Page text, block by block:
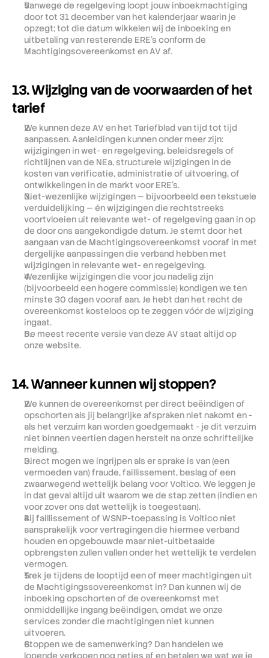
Vanwege de regelgeving loopt jouw inboekmachtiging
door tot 31 december van het kalenderjaar waarin je
opzegt; tot die datum wikkelen wij de inboeking en
uitbetaling van resterende ERE's conform de
Machtigingsovereenkomst en AV af.
13. Wijziging van de voorwaarden of het
tarief
We kunnen deze AV en het Tariefblad van tijd tot tijd
aanpassen. Aanleidingen kunnen onder meer zijn:
wijzigingen in wet- en regelgeving, beleidsregels of
richtlijnen van de NEa, structurele wijzigingen in de
kosten van verificatie, administratie of uitvoering, of
ontwikkelingen in de markt voor ERE's.
Niet-wezenlijke wijzigingen — bijvoorbeeld een tekstuele
verduidelijking — én wijzigingen die rechtstreeks
voortvloeien uit relevante wet- of regelgeving gaan in op
de door ons aangekondigde datum. Je stemt door het
aangaan van de Machtigingsovereenkomst vooraf in met
dergelijke aanpassingen die verband hebben met
wijzigingen in relevante wet- en regelgeving.
Wezenlijke wijzigingen die voor jou nadelig zijn
(bijvoorbeeld een hogere commissie) kondigen we ten
minste 30 dagen vooraf aan. Je hebt dan het recht de
overeenkomst kosteloos op te zeggen vóór de wijziging
ingaat.
De meest recente versie van deze AV staat altijd op
onze website.
14. Wanneer kunnen wij stoppen?
We kunnen de overeenkomst per direct beëindigen of
opschorten als jij belangrijke afspraken niet nakomt en -
als het verzuim kan worden goedgemaakt - je dit verzuim
niet binnen veertien dagen herstelt na onze schriftelijke
melding.
Direct mogen we ingrijpen als er sprake is van (een
vermoeden van) fraude, faillissement, beslag of een
zwaarwegend wettelijk belang voor Voltico. We leggen je
in dat geval altijd uit waarom we de stap zetten (indien en
voor zover ons dat wettelijk is toegestaan).
Bij faillissement of WSNP-toepassing is Voltico niet
aansprakelijk voor vertragingen die hiermee verband
houden en opgebouwde maar niet-uitbetaalde
opbrengsten zullen vallen onder het wettelijk te verdelen
vermogen.
Trek je tijdens de looptijd een of meer machtigingen uit
de Machtigingssovereenkomst in? Dan kunnen wij de
inboeking opschorten of de overeenkomst met
onmiddellijke ingang beëindigen, omdat we onze
services zonder die machtigingen niet kunnen
uitvoeren.
Stoppen we de samenwerking? Dan handelen we
lopende verkopen nog netjes af en betalen we wat we je